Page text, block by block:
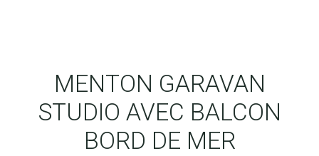
MENTON GARAVAN
STUDIO AVEC BALCON
BORD DE MER